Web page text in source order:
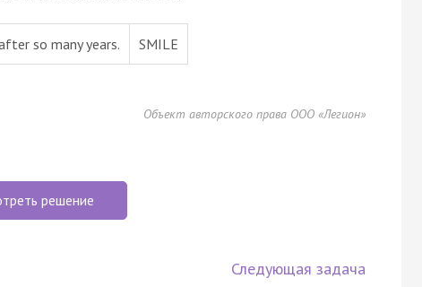
so many years. SMILE
Объект авторского права ООО «Легион»
решение
Следующая задача